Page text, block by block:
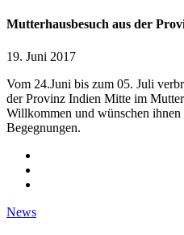
Mutterhausbesuch aus der
19. Juni 2017
Vom 24.Juni bis zum 05. Juli
der Provinz Indien Mitte im
Willkommen und wünschen ihnen
Begegnungen.
News